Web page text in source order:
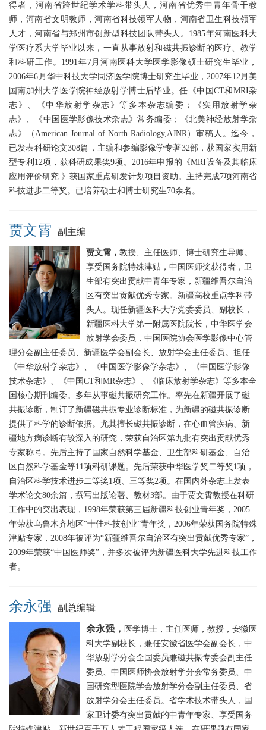
得者，河南省跨世纪学术学科带头人，河南省优秀中青年骨干教
师，河南省文明教师，河南省科技领军人物，河南省卫生科技领军
人才，河南省与郑州市创新型科技团队带头人。1985年河南医科大
学医疗系大学毕业以来，一直从事放射和磁共振诊断的医疗、教学
和科研工作。1991年7月河南医科大学医学影像硕士研究生毕业，
2006年6月华中科技大学同济医学院博士研究生毕业，2007年12月美
国南加州大学医学院神经放射学博士后毕业。任《中国CT和MRI杂
志》、《中华放射学杂志》等多本杂志编委；《实用放射学杂
志》、《中国医学影像技术杂志》常务编委；《北美神经放射学杂
志》（American Journal of North Radiology,AJNR）审稿人。迄今，
已发表科研论文308篇，主编和参编影像学专著32部，获国家实用新
型专利12项，获科研成果奖9项。2016年申报的《MRI设备及其临床
应用评价研究 》获国家重点研发计划项目资助。主持完成7项河南省
科技进步二等奖。已培养硕士和博士研究生70余名。
贾文霄 副主编
贾文霄， 教授、主任医师、博士研究生导师。
享受国务院特殊津贴，中国医师奖获得者，卫
生部有突出贡献中青年专家，新疆维吾尔自治
区有突出贡献优秀专家。新疆高校重点学科带
头人。现任新疆医科大学党委委员、副校长，
新疆医科大学第一附属医院院长，中华医学会
放射学会委员，中国医院协会医学影像中心管
理分会副主任委员、新疆医学会副会长、放射学会主任委员。担任
《中华放射学杂志》、《中国医学影像学杂志》、《中国医学影像
技术杂志》、《中国CT和MR杂志》、《临床放射学杂志》等多本全
国核心期刊编委。多年从事磁共振研究工作。率先在新疆开展了磁
共振诊断，制订了新疆磁共振专业诊断标准，为新疆的磁共振诊断
提供了科学的诊断依据。尤其擅长磁共振诊断，在心血管疾病、新
疆地方病诊断有较深入的研究，荣获自治区第九批有突出贡献优秀
专家称号。先后主持了国家自然科学基金、卫生部科研基金、自治
区自然科学基金等11项科研课题。先后荣获中华医学奖二等奖1项，
自治区科学技术进步二等奖1项、三等奖2项。在国内外杂志上发表
学术论文80余篇，撰写出版论著、教材3部。由于贾文霄教授在科研
工作中的突出表现，1998年荣获第三届新疆科技创业青年奖，2005
年荣获乌鲁木齐地区“十佳科技创业”青年奖，2006年荣获国务院特殊
津贴专家，2008年被评为“新疆维吾尔自治区有突出贡献优秀专家”，
2009年荣获“中国医师奖”，并多次被评为新疆医科大学先进科技工作
者。
余永强 副总编辑
余永强， 医学博士，主任医师，教授，安徽医
科大学副校长， 兼任安徽省医学会副会长，中
华放射学分会全国委员兼磁共振专委会副主任
委员、中国医师协会放射学分会常务委员、中
国研究型医院学会放射学分会副主任委员、省
放射学分会主任委员。省学术技术带头人，国
家卫计委有突出贡献的中青年专家、享受国务